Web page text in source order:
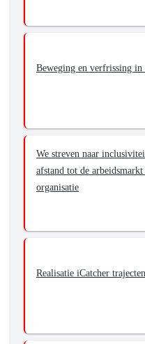
Beweging en verfrissing in
We streven naar
afstand tot de
organisatie
Realisatie iCatcher trajecten